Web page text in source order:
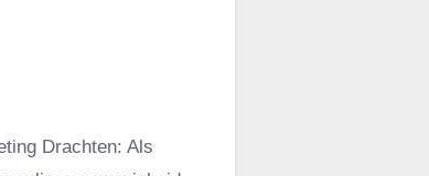
Drachten: Als